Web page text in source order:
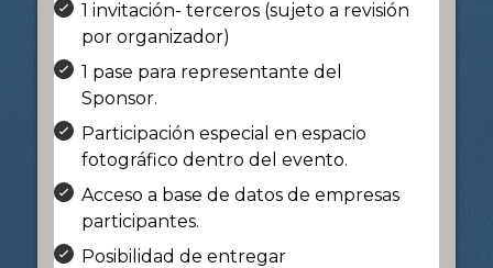
1 invitación- terceros (sujeto a revisión
por organizador)
1 pase para representante del
Sponsor.
Participación especial en espacio
fotográfico dentro del evento.
Acceso a base de datos de empresas
participantes.
Posibilidad de entregar